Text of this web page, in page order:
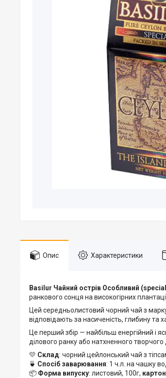
Опис Характеристики
Basilur Чайний острів Особливий
ранкового сонця на високогірних
Цей середньолистовий чорний чай з
відповідають за насиченість, глибину та
Це перший збір — найбільш енергійний і
ділового ранку або натхненного творчого
💛 Склад: чорний цейлонський чай з
🍵 Спосіб заварювання: 1 ч.л. на чашку
📦 Форма випуску: листовий, 100г,